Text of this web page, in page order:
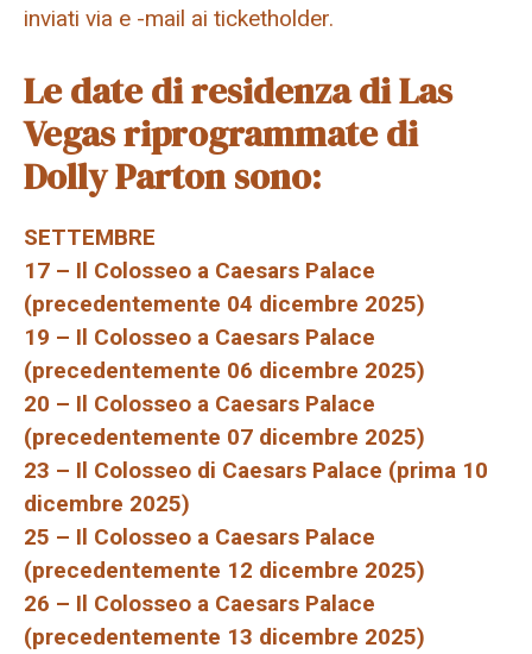
inviati via e -mail ai ticketholder.
Le date di residenza di Las
Vegas riprogrammate di
Dolly Parton sono:
SETTEMBRE
17 – Il Colosseo a Caesars Palace
(precedentemente 04 dicembre 2025)
19 – Il Colosseo a Caesars Palace
(precedentemente 06 dicembre 2025)
20 – Il Colosseo a Caesars Palace
(precedentemente 07 dicembre 2025)
23 – Il Colosseo di Caesars Palace (prima 10
dicembre 2025)
25 – Il Colosseo a Caesars Palace
(precedentemente 12 dicembre 2025)
26 – Il Colosseo a Caesars Palace
(precedentemente 13 dicembre 2025)